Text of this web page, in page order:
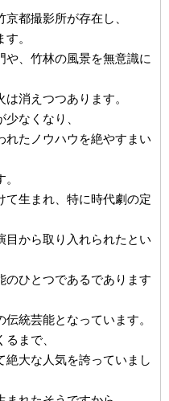
都撮影所が存在し、
。
、竹林の風景を無意識に
消えつつあります。
なくなり、
たノウハウを絶やすまい
生まれ、特に時代劇の定
から取り入れられたとい
ひとつであるであります
統芸能となっています。
まで、
大な人気を誇っていまし